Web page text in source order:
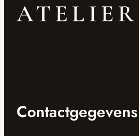
Contactgegevens